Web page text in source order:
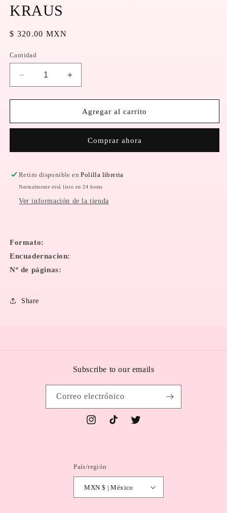
ventana
modal
KRAUS
Precio
$ 320.00 MXN
Cantidad
Reducir
cantidad
para
GLINKA
KRAUS
Aumentar
cantidad
para
ADIÓS,
GLINKA
ARNOLDO
KRAUS
Agregar al carrito
Comprar ahora
Retiro disponible enPolilla libreria
Normalmente está listo en 24 horas
Ver información de la tienda
Formato:
Encuadernacion:
Nº de páginas:
Share
Subscribe to our emails
Correo electrónico
InstagramTikTok Twitter
País/región
MXN $ | México